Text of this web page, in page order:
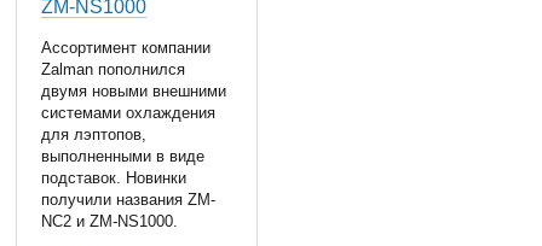
ZM-NS1000
Ассортимент компании
Zalman пополнился
двумя новыми внешними
системами охлаждения
для лэптопов,
выполненными в виде
подставок. Новинки
получили названия ZM-
NC2 и ZM-NS1000.